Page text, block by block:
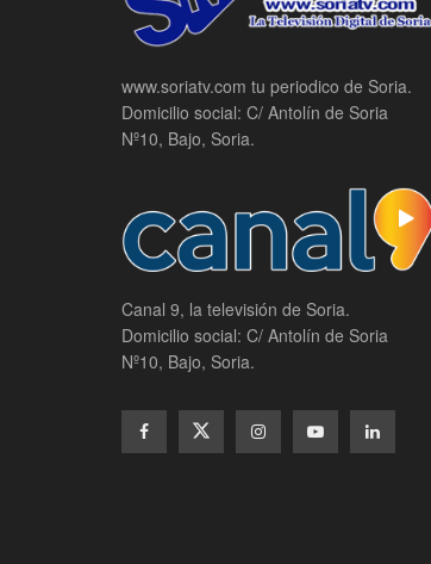
www.soriatv.com tu periodico de Soria.
Domicilio social: C/ Antolín de Soria
Nº10, Bajo, Soria.
Canal 9, la televisión de Soria.
Domicilio social: C/ Antolín de Soria
Nº10, Bajo, Soria.